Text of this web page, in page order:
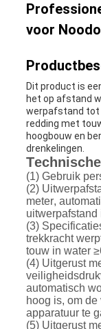
voor
Dit product is
het op afstand
werpafstand tot
redding met
hoogbouw en
drenkelingen.
(1) Gebruik
(2)
meter,
uitwerpafstand
(3)
trekkracht
touw in water
(4) Uitgerust
automatisch
hoog is, om
apparatuur te
(5) Uitgerust